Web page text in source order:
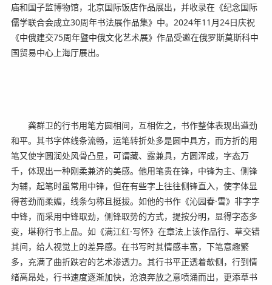
庙和国子监博物馆，北京国际饭店作品展出，并收录在《纪念国际
儒学联合会成立30周年书法展作品集》中。2024年11月24日庆祝
《中俄建交75周年暨中俄文化艺术展》作品受邀在俄罗斯莫斯科中
国贸易中心上海厅展出。
龚群卫的行书用笔方圆相间，互相佐之，书作整体表现出遒劲
和平。其书字体线条流畅，运笔转折处多是圆中具方，而方折的用
笔又使字圆润处风骨凸显，可谓藏、露兼具，方圆浑成，字态万
千，体现出一种刚柔兼济的美感。他用笔贵在锋，中锋为主、侧锋
为辅，起笔时虽常用中锋，但在有些字上往往侧锋直入，使字体显
得苍劲而柔媚，线条匀称且挺拔。如他的书作《沁园春·雪》非字字
中锋，而采用中锋取劲，侧锋取势的方式，提按分明，显得字态多
变，堪称行书上品。如《满江红·写怀》在章法上该作品行、草交错
其间，给人视觉上的差异感。在书写时其情感丰富，下笔意趣繁
多，充满了曲折跌宕的艺术渗透力。其行书平正透着欹侧，行到情
绪高昂处，行书速度逐渐加快，沧浪奔放之意喷涌而出，更添草书